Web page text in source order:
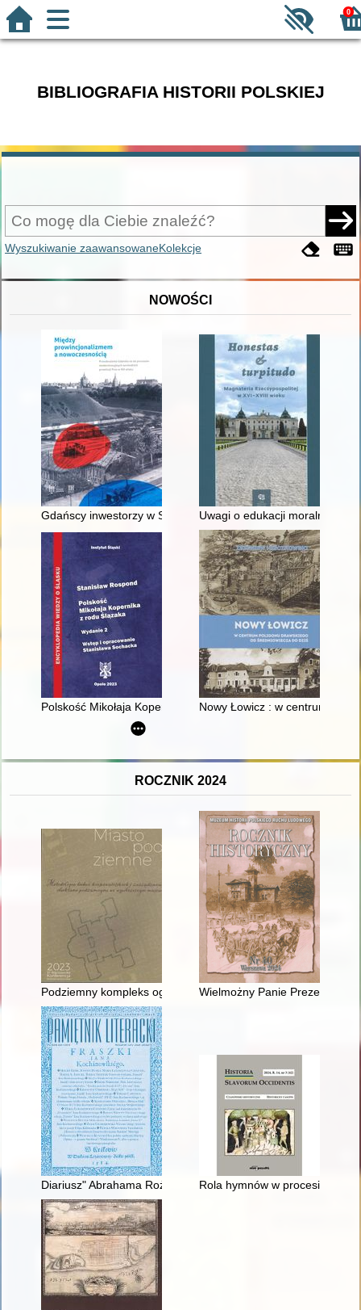
0
BIBLIOGRAFIA HISTORII POLSKIEJ
Wyszukiwanie zaawansowaneKolekcje
NOWOŚCI
Gdańscy inwestorzy w Sopocie : prestiż finansowy i
Uwagi o edukacji moralnej
Polskość Mikołaja Kopernika z rodu ŚlązakaNowy Łowicz : w centrum
ROCZNIK 2024
Podziemny kompleks ogrodu Kazimierza Poniatowskiego Na
Wielmożny Panie Prezesie" :
Diariusz" Abrahama Rożniatowskiego w świetle nowych badań
Rola hymnów w procesie